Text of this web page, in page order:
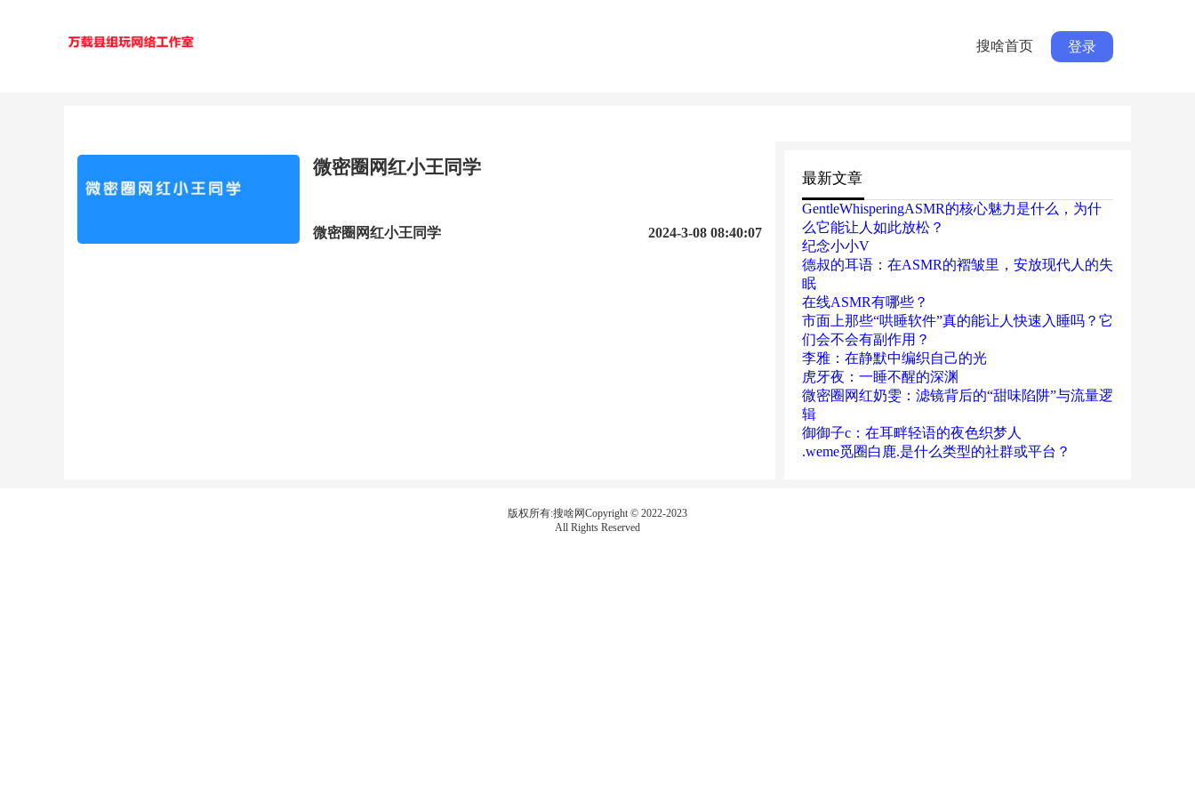
搜啥首页 登录
微密圈网红小王同学
微密圈网红小王同学 2024-3-08 08:40:07
最新文章
GentleWhisperingASMR的核心魅力是什么，为什
么它能让人如此放松？
纪念小小V
德叔的耳语：在ASMR的褶皱里，安放现代人的失
眠
在线ASMR有哪些？
市面上那些“哄睡软件”真的能让人快速入睡吗？它
们会不会有副作用？
李雅：在静默中编织自己的光
虎牙夜：一睡不醒的深渊
微密圈网红奶雯：滤镜背后的“甜味陷阱”与流量逻
辑
御御子c：在耳畔轻语的夜色织梦人
.weme觅圈白鹿.是什么类型的社群或平台？
版权所有:搜啥网Copyright © 2022-2023
All Rights Reserved